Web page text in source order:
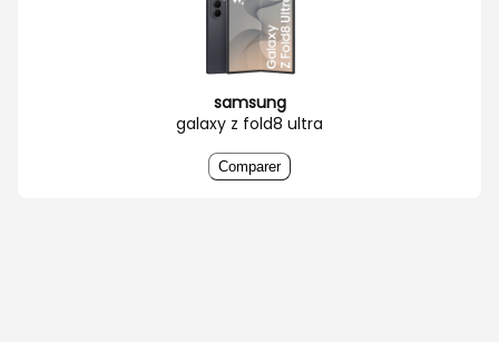
samsung
galaxy z fold8 ultra
Comparer